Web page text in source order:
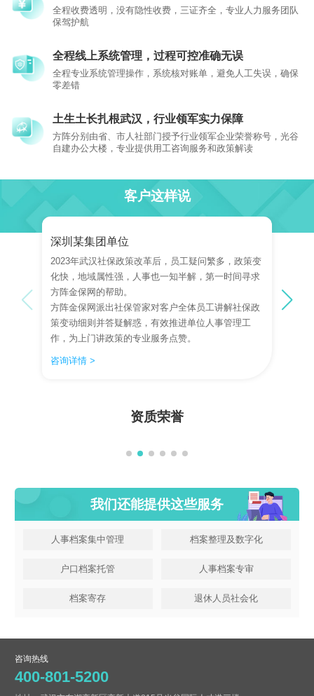
全程收费透明，没有隐性收费，三证齐全，专业人力服务团队
保驾护航
全程线上系统管理，过程可控准确无误
全程专业系统管理操作，系统核对账单，避免人工失误，确保
零差错
土生土长扎根武汉，行业领军实力保障
方阵分别由省、市人社部门授予行业领军企业荣誉称号，光谷
自建办公大楼，专业提供用工咨询服务和政策解读
客户这样说
深圳某集团单位
2023年武汉社保政策改革后，员工疑问繁多，政策变
化快，地域属性强，人事也一知半解，第一时间寻求
方阵金保网的帮助。
方阵金保网派出社保管家对客户全体员工讲解社保政
策变动细则并答疑解惑，有效推进单位人事管理工
作，为上门讲政策的专业服务点赞。
咨询详情 >
资质荣誉
我们还能提供这些服务
人事档案集中管理 档案整理及数字化
户口档案托管 人事档案专审
档案寄存 退休人员社会化
咨询热线
400-801-5200